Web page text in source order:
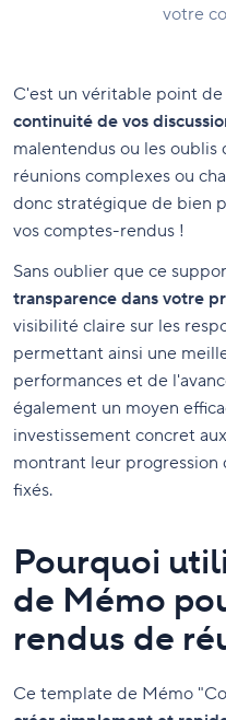
votre
C'est un véritable point
continuité de vos
malentendus ou les
réunions complexes ou
donc stratégique de bien
vos comptes-rendus !
Sans oublier que ce
transparence dans votre
visibilité claire sur les
permettant ainsi une
performances et de
également un moyen
investissement concret
montrant leur progression
fixés.
Pourquoi
de Mémo
rendus de
Ce template de Mémo